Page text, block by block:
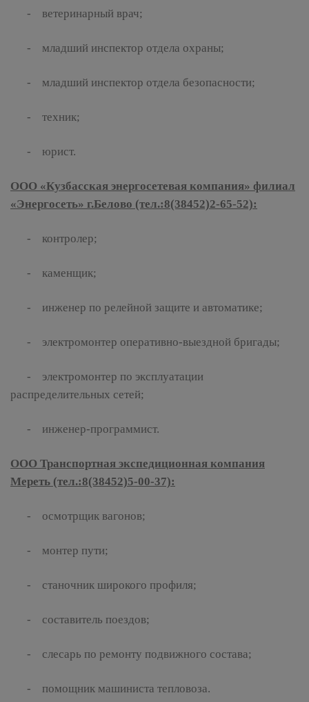
- ветеринарный врач;
- младший инспектор отдела охраны;
- младший инспектор отдела безопасности;
- техник;
- юрист.
ООО «Кузбасская энергосетевая компания» филиал
«Энергосеть» г.Белово (тел.:8(38452)2-65-52):
- контролер;
- каменщик;
- инженер по релейной защите и автоматике;
- электромонтер оперативно-выездной бригады;
- электромонтер по эксплуатации
распределительных сетей;
- инженер-программист.
ООО Транспортная экспедиционная компания
Мереть (тел.:8(38452)5-00-37):
- осмотрщик вагонов;
- монтер пути;
- станочник широкого профиля;
- составитель поездов;
- слесарь по ремонту подвижного состава;
- помощник машиниста тепловоза.